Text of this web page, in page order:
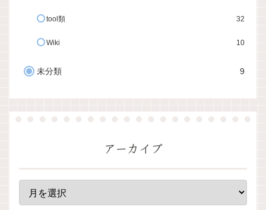
tool類 32
Wiki 10
未分類 9
アーカイブ